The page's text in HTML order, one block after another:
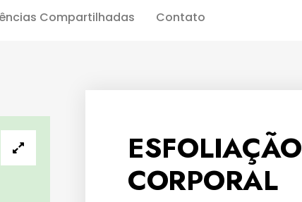
Compartilhadas
Contato
ESFOLIAÇÃO
CORPORAL